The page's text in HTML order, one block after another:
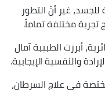
غير أنّ التطور
مختلفة تماماً.
أبرزت الطبيبة آمال
والنفسية الإيجابية.
في علاج السرطان،